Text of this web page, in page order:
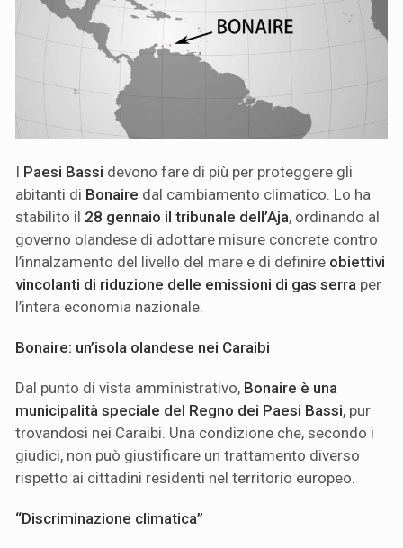
I Paesi Bassi devono fare di più per proteggere gli
abitanti di Bonaire dal cambiamento climatico. Lo ha
stabilito il 28 gennaio il tribunale dell’Aja, ordinando al
governo olandese di adottare misure concrete contro
l’innalzamento del livello del mare e di definire obiettivi
vincolanti di riduzione delle emissioni di gas serra per
l’intera economia nazionale.
Bonaire: un’isola olandese nei Caraibi
Dal punto di vista amministrativo, Bonaire è una
municipalità speciale del Regno dei Paesi Bassi, pur
trovandosi nei Caraibi. Una condizione che, secondo i
giudici, non può giustificare un trattamento diverso
rispetto ai cittadini residenti nel territorio europeo.
“Discriminazione climatica”